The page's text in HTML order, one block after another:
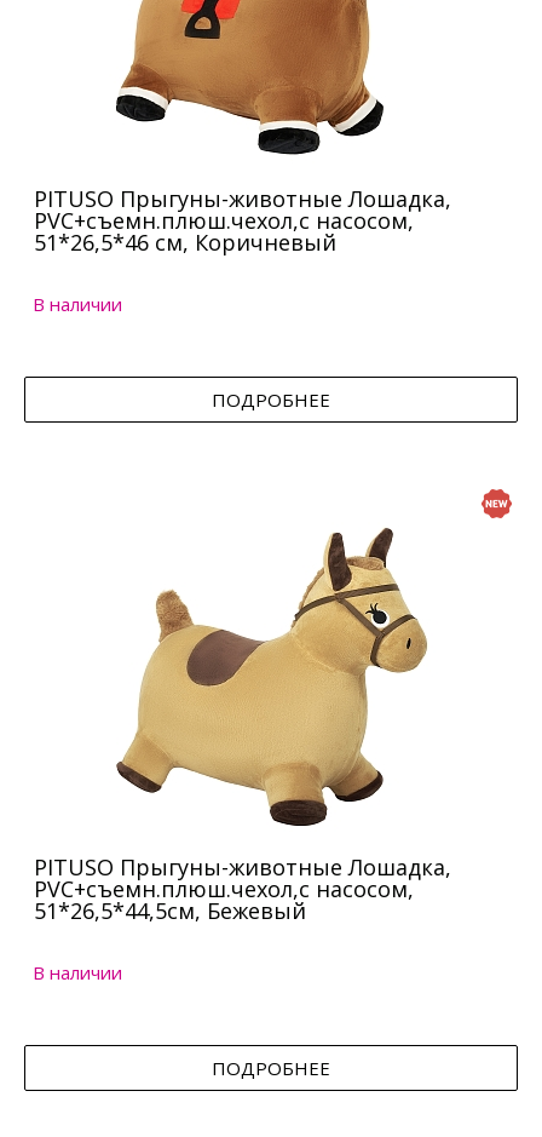
PITUSO Прыгуны-животные Лошадка,
PVC+съемн.плюш.чехол,с насосом,
51*26,5*46 см, Коричневый
В наличии
ПОДРОБНЕЕ
PITUSO Прыгуны-животные Лошадка,
PVC+съемн.плюш.чехол,с насосом,
51*26,5*44,5см, Бежевый
В наличии
ПОДРОБНЕЕ